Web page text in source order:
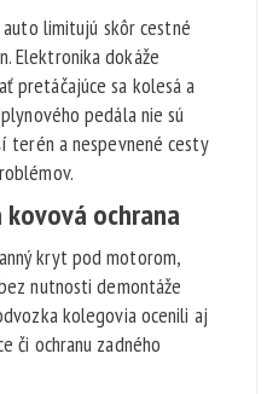
limitujú skôr cestné
Elektronika dokáže
pretáčajúce sa kolesá a
pedála nie sú
terén a nespevnené cesty
kovová ochrana
kryt pod motorom,
nutnosti demontáže
kolegovia ocenili aj
či ochranu zadného